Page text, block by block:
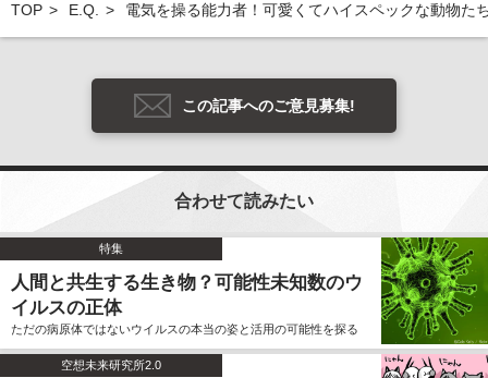
TOP E.Q. 電気を操る能力者！可愛くてハイスペックな動物た
この記事へのご意見募集!
合わせて読みたい
特集
人間と共生する生き物？可能性未知数のウ
イルスの正体
ただの病原体ではないウイルスの本当の姿と活用の可能性を探る
空想未来研究所2.0